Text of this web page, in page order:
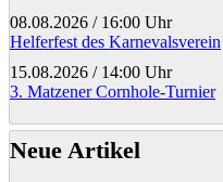
08.08.2026 / 16:00 Uhr
Helferfest des Karnevalsverein
15.08.2026 / 14:00 Uhr
3. Matzener Cornhole-Turnier
Neue Artikel